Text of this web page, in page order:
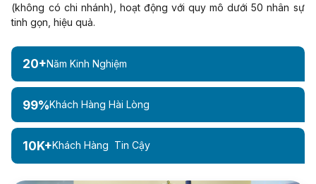
(không có chi nhánh), hoạt động với quy mô dưới 50 nhân sự
tinh gọn, hiệu quả.
20+Năm Kinh Nghiệm
99%Khách Hàng Hài Lòng
10K+Khách Hàng Tin Cậy